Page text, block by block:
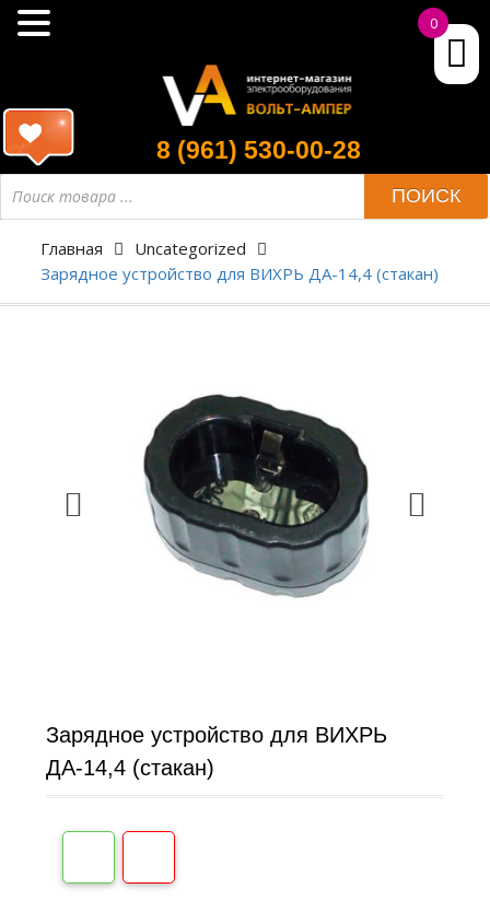
8 (961) 530-00-28
ПОИСК
Главная
Uncategorized
Зарядное устройство для ВИХРЬ ДА-14,4 (стакан)
Зарядное устройство для ВИХРЬ
ДА-14,4 (стакан)
0